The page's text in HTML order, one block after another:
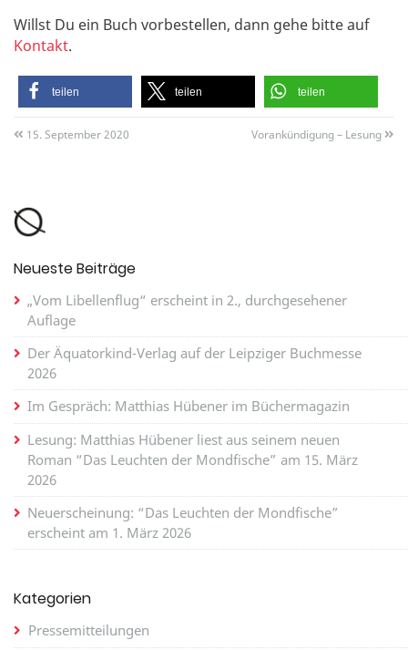
Willst Du ein Buch vorbestellen, dann gehe bitte auf
Kontakt.
teilen teilen teilen
15. September 2020 Vorankündigung – Lesung
Neueste Beiträge
„Vom Libellenflug“ erscheint in 2., durchgesehener
Auflage
Der Äquatorkind-Verlag auf der Leipziger Buchmesse
2026
Im Gespräch: Matthias Hübener im Büchermagazin
Lesung: Matthias Hübener liest aus seinem neuen
Roman “Das Leuchten der Mondfische” am 15. März
2026
Neuerscheinung: “Das Leuchten der Mondfische”
erscheint am 1. März 2026
Kategorien
Pressemitteilungen